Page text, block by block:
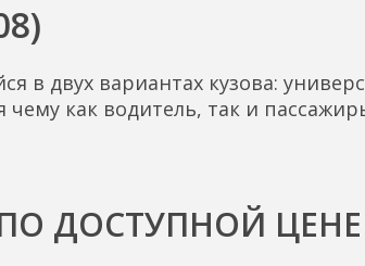
в двух вариантах кузова:
как водитель, так и
ПО ДОСТУПНОЙ ЦЕНЕ